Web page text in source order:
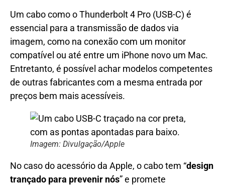
Um cabo como o Thunderbolt 4 Pro (USB-C) é
essencial para a transmissão de dados via
imagem, como na conexão com um monitor
compatível ou até entre um iPhone novo um Mac.
Entretanto, é possível achar modelos competentes
de outras fabricantes com a mesma entrada por
preços bem mais acessíveis.
Imagem: Divulgação/Apple
No caso do acessório da Apple, o cabo tem “design
trançado para prevenir nós” e promete